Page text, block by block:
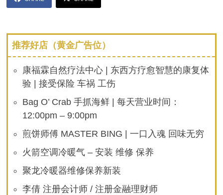
推荐好店（黄金广告位）
康福霖自然疗法中心 | 东西方疗愈智慧的康复体
验 | 接受保险 车祸 工伤
Bag O’ Crab 手抓海鲜 | 每天营业时间：
12:00pm – 9:00pm
煎饼师傅 MASTER BING | 一口入魂 回味无穷
火箭空调冷暖气 – 安装 维修 保养
聚龙冷暖器维修保养新装
李倩 注册会计师 / 注册金融理财师